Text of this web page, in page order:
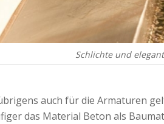
Schlichte und
auch für die Armaturen
das Material Beton als